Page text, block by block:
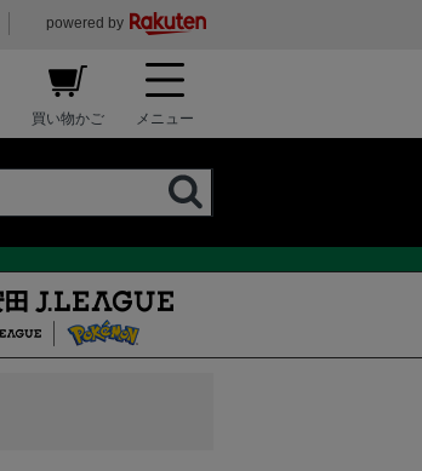
powered by
買い物かご メニュー